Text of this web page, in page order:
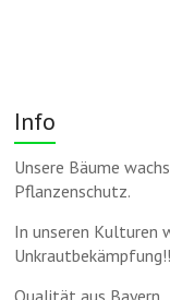
Info
Unsere Bäume
Pflanzenschutz.
In unseren Kulturen